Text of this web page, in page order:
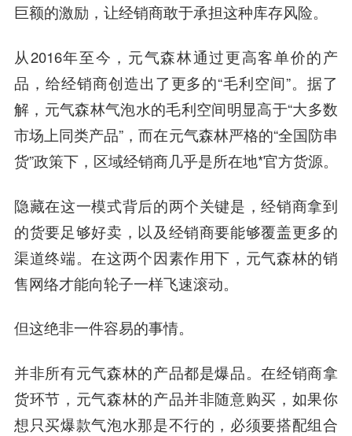
巨额的激励，让经销商敢于承担这种库存风险。
从2016年至今，元气森林通过更高客单价的产
品，给经销商创造出了更多的“毛利空间”。据了
解，元气森林气泡水的毛利空间明显高于“大多数
市场上同类产品”，而在元气森林严格的“全国防串
货”政策下，区域经销商几乎是所在地*官方货源。
隐藏在这一模式背后的两个关键是，经销商拿到
的货要足够好卖，以及经销商要能够覆盖更多的
渠道终端。在这两个因素作用下，元气森林的销
售网络才能向轮子一样飞速滚动。
但这绝非一件容易的事情。
并非所有元气森林的产品都是爆品。在经销商拿
货环节，元气森林的产品并非随意购买，如果你
想只买爆款气泡水那是不行的，必须要搭配组合